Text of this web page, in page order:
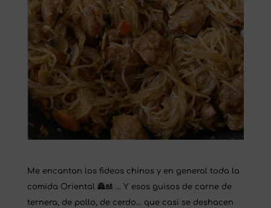
Me encantan los fideos chinos y en general toda la
comida Oriental 🏯🎎 … Y esos guisos de carne de
ternera, de pollo, de cerdo… que casi se deshacen